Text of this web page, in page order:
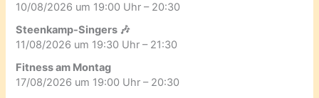
10/08/2026 um 19:00 Uhr – 20:30
Steenkamp-Singers 🎶
11/08/2026 um 19:30 Uhr – 21:30
Fitness am Montag
17/08/2026 um 19:00 Uhr – 20:30